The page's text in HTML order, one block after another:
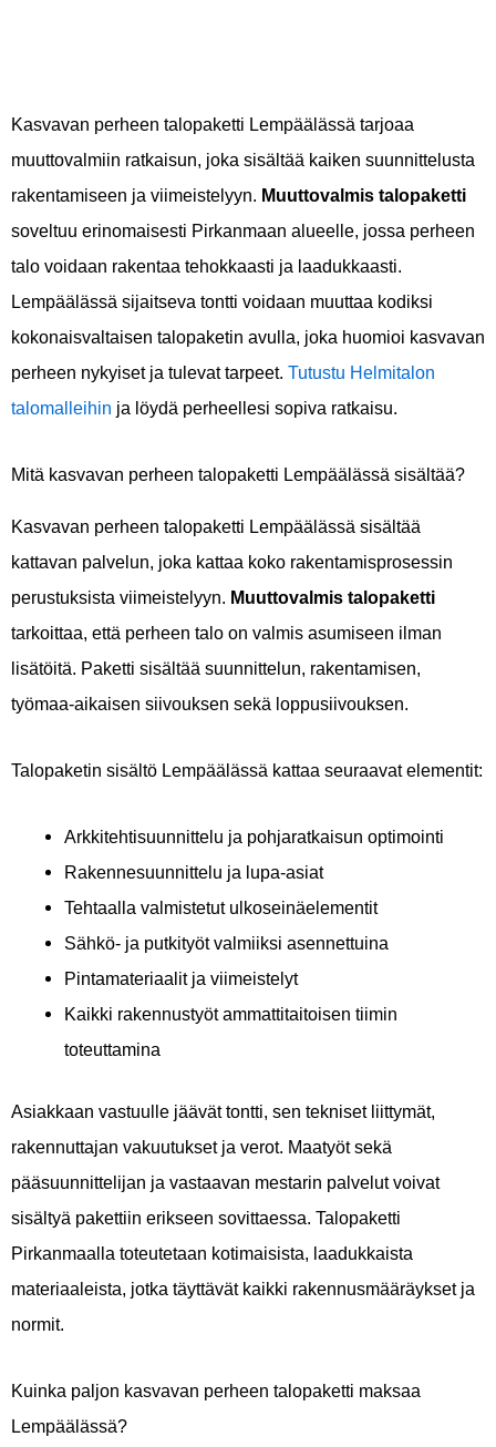
Kasvavan perheen talopaketti Lempäälässä tarjoaa
muuttovalmiin ratkaisun, joka sisältää kaiken suunnittelusta
rakentamiseen ja viimeistelyyn. Muuttovalmis talopaketti
soveltuu erinomaisesti Pirkanmaan alueelle, jossa perheen
talo voidaan rakentaa tehokkaasti ja laadukkaasti.
Lempäälässä sijaitseva tontti voidaan muuttaa kodiksi
kokonaisvaltaisen talopaketin avulla, joka huomioi kasvavan
perheen nykyiset ja tulevat tarpeet. Tutustu Helmitalon
talomalleihin ja löydä perheellesi sopiva ratkaisu.
Mitä kasvavan perheen talopaketti Lempäälässä sisältää?
Kasvavan perheen talopaketti Lempäälässä sisältää
kattavan palvelun, joka kattaa koko rakentamisprosessin
perustuksista viimeistelyyn. Muuttovalmis talopaketti
tarkoittaa, että perheen talo on valmis asumiseen ilman
lisätöitä. Paketti sisältää suunnittelun, rakentamisen,
työmaa-aikaisen siivouksen sekä loppusiivouksen.
Talopaketin sisältö Lempäälässä kattaa seuraavat elementit:
Arkkitehtisuunnittelu ja pohjaratkaisun optimointi
Rakennesuunnittelu ja lupa-asiat
Tehtaalla valmistetut ulkoseinäelementit
Sähkö- ja putkityöt valmiiksi asennettuina
Pintamateriaalit ja viimeistelyt
Kaikki rakennustyöt ammattitaitoisen tiimin
toteuttamina
Asiakkaan vastuulle jäävät tontti, sen tekniset liittymät,
rakennuttajan vakuutukset ja verot. Maatyöt sekä
pääsuunnittelijan ja vastaavan mestarin palvelut voivat
sisältyä pakettiin erikseen sovittaessa. Talopaketti
Pirkanmaalla toteutetaan kotimaisista, laadukkaista
materiaaleista, jotka täyttävät kaikki rakennusmääräykset ja
normit.
Kuinka paljon kasvavan perheen talopaketti maksaa
Lempäälässä?